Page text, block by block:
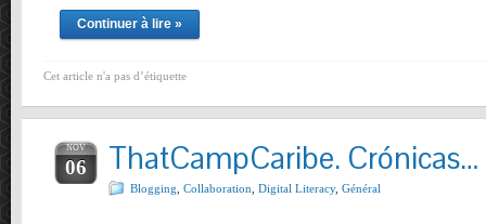
Continuer à lire »
Cet article n'a pas d’étiquette
NOV
06 ThatCampCaribe. Crónicas…
Blogging Collaboration Digital Literacy, Général